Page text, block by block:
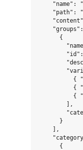
"name":
"path":
"groups":
      {
{
{
{
        ],
      }
    ],
      {